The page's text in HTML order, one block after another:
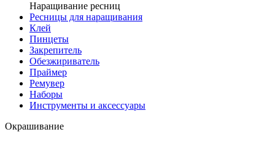
Наращивание ресниц
Ресницы для наращивания
Клей
Пинцеты
Закрепитель
Обезжириватель
Праймер
Ремувер
Наборы
Инструменты и аксессуары
Окрашивание